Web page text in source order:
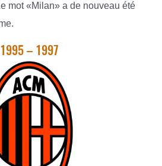
mot «Milan» a de nouveau été
1995 – 1997